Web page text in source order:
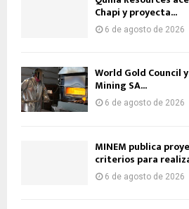
Chapi y proyecta...
6 de agosto de 2026
World Gold Council
Mining SA...
6 de agosto de 2026
MINEM publica
criterios para
6 de agosto de 2026